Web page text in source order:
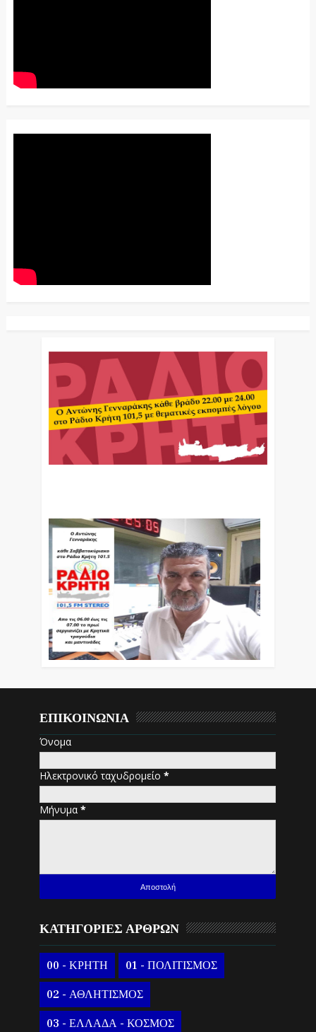
ΕΠΙΚΟΙΝΩΝΙΑ
Όνομα
Ηλεκτρονικό ταχυδρομείο*
Μήνυμα*
ΚΑΤΗΓΟΡΙΕΣ ΑΡΘΡΩΝ
00 - ΚΡΗΤΗ 01 - ΠΟΛΙΤΙΣΜΟΣ
02 - ΑΘΛΗΤΙΣΜΟΣ
03 - ΕΛΛΑΔΑ - ΚΟΣΜΟΣ